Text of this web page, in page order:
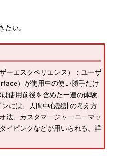
たい。
ーエスクペリエンス）：ユーザ
）が使用中の使い勝手だけ
使用前後を含めた一連の体験
には、人間中心設計の考え方
法、カスタマージャーニーマッ
イピングなどが用いられる。詳